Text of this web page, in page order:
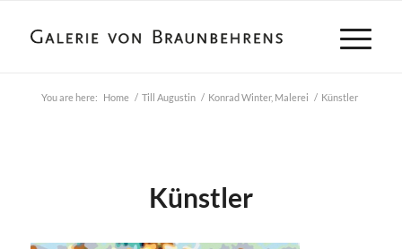
You are here: Home / Till Augustin / Konrad Winter, Malerei / Künstler
Künstler